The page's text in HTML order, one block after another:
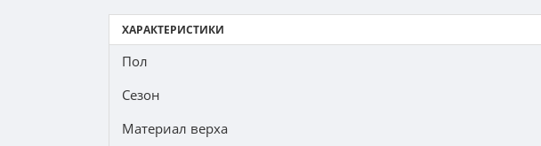
ХАРАКТЕРИСТИКИ
Пол
Сезон
Материал верха